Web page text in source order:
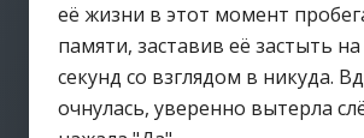
её жизни в этот момент
памяти, заставив её застыть
секунд со взглядом в никуда.
очнулась, уверенно вытерла